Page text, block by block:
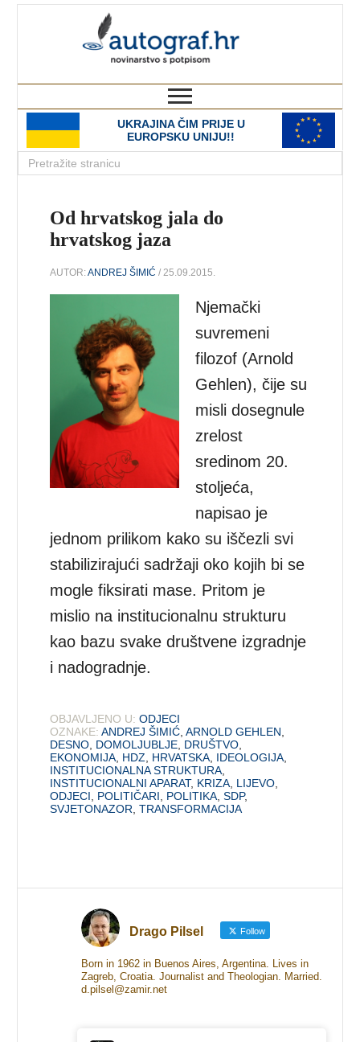
UKRAJINA ČIM PRIJE U
EUROPSKU UNIJU!!
Od hrvatskog jala do
hrvatskog jaza
AUTOR:ANDREJ ŠIMIĆ / 25.09.2015.
Njemački
suvremeni
filozof (Arnold
Gehlen), čije su
misli dosegnule
zrelost
sredinom 20.
stoljeća,
napisao je
jednom prilikom kako su iščezli svi
stabilizirajući sadržaji oko kojih bi se
mogle fiksirati mase. Pritom je
mislio na institucionalnu strukturu
kao bazu svake društvene izgradnje
i nadogradnje.
OBJAVLJENO U: ODJECI
OZNAKE: ANDREJ ŠIMIĆ ,ARNOLD GEHLEN
DESNO DOMOLJUBLJE DRUŠTVO
EKONOMIJA HDZ HRVATSKA IDEOLOGIJA
INSTITUCIONALNA STRUKTURA
INSTITUCIONALNI APARAT, KRIZA LIJEVO
ODJECI
POLITIČARI POLITIKA ,SDP,
SVJETONAZOR ,TRANSFORMACIJA
Drago Pilsel Follow
Born in 1962 in Buenos Aires, Argentina. Lives in
Zagreb, Croatia. Journalist and Theologian. Married.
d.pilsel@zamir.net